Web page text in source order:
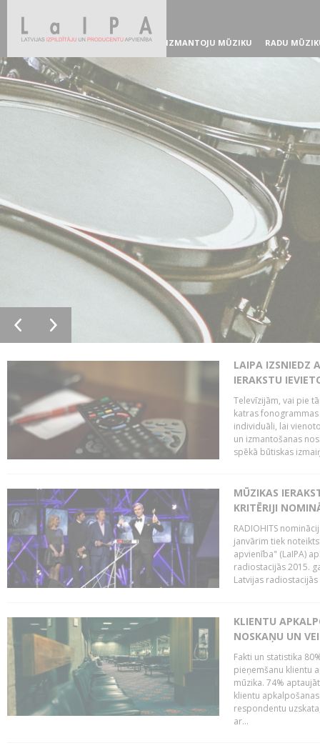
IZMANTOJU MŪZIKU RADU
LAIPA IZSNIEDZ
IERAKSTU
Televīzijām, vai pie
katras
individuāli, lai
un izmantošanas
spēkā būtiskas
MŪZIKAS
KRITĒRIJI
RADIOHITS
janvārim tiek
apvienība" (LaIPA)
radiostacijās 2015.
Latvijas
KLIENTU
NOSKAŅU UN
Fakti un statistika
pieņemšanu klientu
mūzika. 74%
klientu
respondentu
ar...